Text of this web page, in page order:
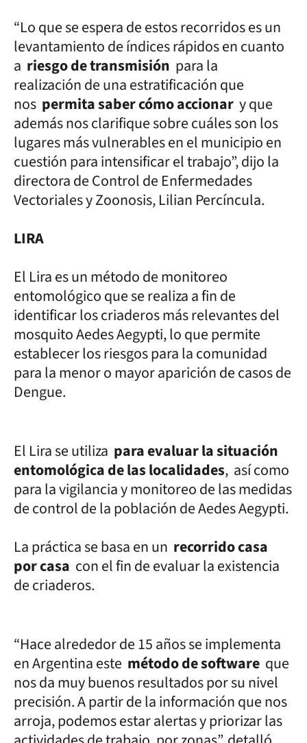
“Lo que se espera de estos recorridos es un
levantamiento de índices rápidos en cuanto
a riesgo de transmisión para la
realización de una estratificación que
nos permita saber cómo accionar y que
además nos clarifique sobre cuáles son los
lugares más vulnerables en el municipio en
cuestión para intensificar el trabajo”, dijo la
directora de Control de Enfermedades
Vectoriales y Zoonosis, Lilian Percíncula.
LIRA
El Lira es un método de monitoreo
entomológico que se realiza a fin de
identificar los criaderos más relevantes del
mosquito Aedes Aegypti, lo que permite
establecer los riesgos para la comunidad
para la menor o mayor aparición de casos de
Dengue.
El Lira se utiliza para evaluar la situación
entomológica de las localidades, así como
para la vigilancia y monitoreo de las medidas
de control de la población de Aedes Aegypti.
La práctica se basa en un recorrido casa
por casa con el fin de evaluar la existencia
de criaderos.
“Hace alrededor de 15 años se implementa
en Argentina este método de software que
nos da muy buenos resultados por su nivel
precisión. A partir de la información que nos
arroja, podemos estar alertas y priorizar las